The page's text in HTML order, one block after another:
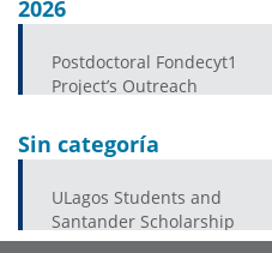
2026
Postdoctoral Fondecyt1
Project’s Outreach
Spanish Language Proficienc
Sin categoría
ULagos Students and
Santander Scholarship